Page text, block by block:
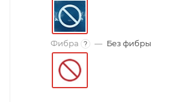
Фибра ? — Без фибры